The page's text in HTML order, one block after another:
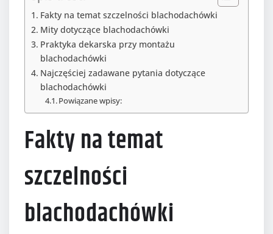
Fakty na temat szczelności blachodachówki
Mity dotyczące blachodachówki
Praktyka dekarska przy montażu
blachodachówki
Najczęściej zadawane pytania dotyczące
blachodachówki
Powiązane wpisy:
Fakty na temat
szczelności
blachodachówki